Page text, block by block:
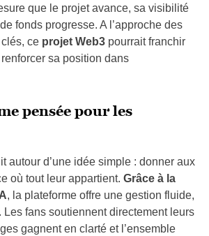
que le projet avance, sa visibilité
fonds progresse. A l’approche des
ce projet Web3 pourrait franchir
sa position dans
pensée pour les
autour d’une idée simple : donner aux
où tout leur appartient. Grâce à la
, la plateforme offre une gestion fluide,
fans soutiennent directement leurs
gagnent en clarté et l’ensemble